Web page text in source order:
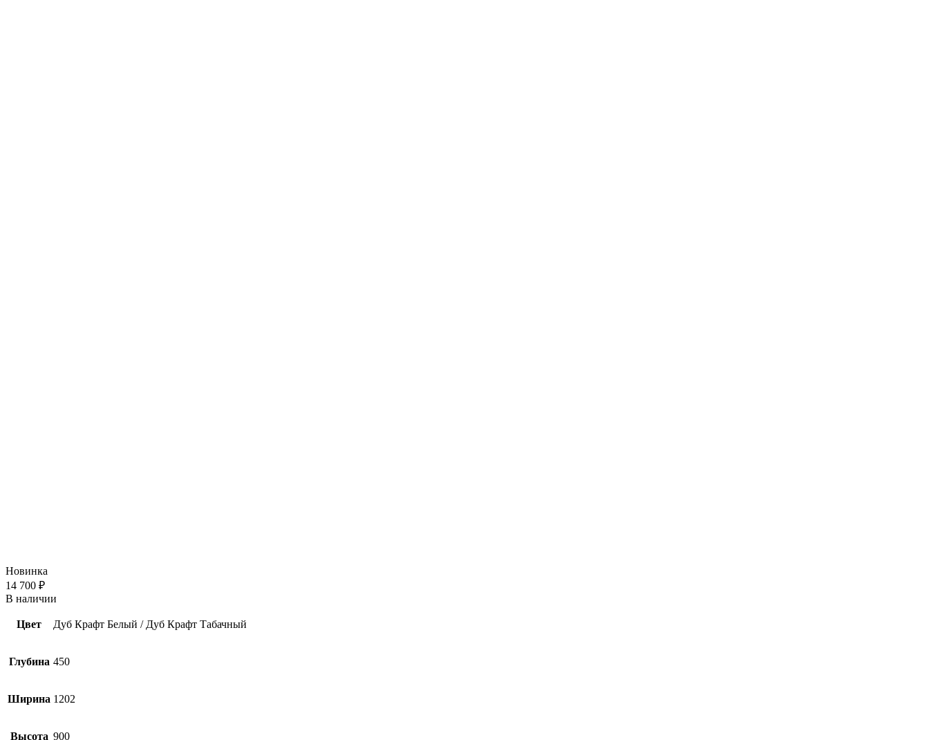
Новинка
14 700 ₽
В наличии
Цвет Дуб Крафт Белый / Дуб Крафт Табачный
Глубина 450
Ширина 1202
Высота 900